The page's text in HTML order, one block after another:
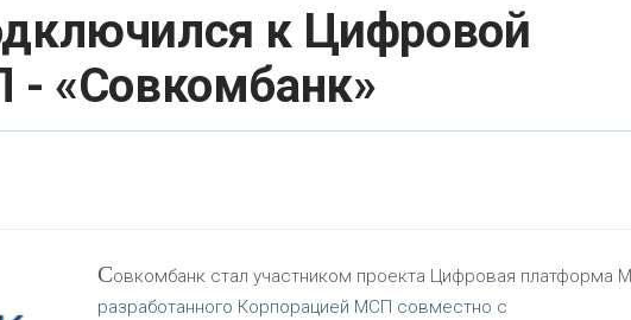
к Цифровой
«Совкомбанк»
Совкомбанк стал участником проекта Цифровая платформа
разработанного Корпорацией МСП совместно с